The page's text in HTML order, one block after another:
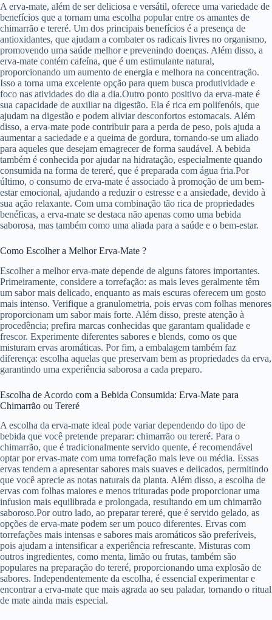
A erva-mate, além de ser deliciosa e versátil, oferece uma variedade de
benefícios que a tornam uma escolha popular entre os amantes de
chimarrão e tereré. Um dos principais benefícios é a presença de
antioxidantes, que ajudam a combater os radicais livres no organismo,
promovendo uma saúde melhor e prevenindo doenças. Além disso, a
erva-mate contém cafeína, que é um estimulante natural,
proporcionando um aumento de energia e melhora na concentração.
Isso a torna uma excelente opção para quem busca produtividade e
foco nas atividades do dia a dia.Outro ponto positivo da erva-mate é
sua capacidade de auxiliar na digestão. Ela é rica em polifenóis, que
ajudam na digestão e podem aliviar desconfortos estomacais. Além
disso, a erva-mate pode contribuir para a perda de peso, pois ajuda a
aumentar a saciedade e a queima de gordura, tornando-se um aliado
para aqueles que desejam emagrecer de forma saudável. A bebida
também é conhecida por ajudar na hidratação, especialmente quando
consumida na forma de tereré, que é preparada com água fria.Por
último, o consumo de erva-mate é associado à promoção de um bem-
estar emocional, ajudando a reduzir o estresse e a ansiedade, devido à
sua ação relaxante. Com uma combinação tão rica de propriedades
benéficas, a erva-mate se destaca não apenas como uma bebida
saborosa, mas também como uma aliada para a saúde e o bem-estar.
Como Escolher a Melhor Erva-Mate ?
Escolher a melhor erva-mate depende de alguns fatores importantes.
Primeiramente, considere a torrefação: as mais leves geralmente têm
um sabor mais delicado, enquanto as mais escuras oferecem um gosto
mais intenso. Verifique a granulometria, pois ervas com folhas menores
proporcionam um sabor mais forte. Além disso, preste atenção à
procedência; prefira marcas conhecidas que garantam qualidade e
frescor. Experimente diferentes sabores e blends, como os que
misturam ervas aromáticas. Por fim, a embalagem também faz
diferença: escolha aquelas que preservam bem as propriedades da erva,
garantindo uma experiência saborosa a cada preparo.
Escolha de Acordo com a Bebida Consumida: Erva-Mate para
Chimarrão ou Tereré
A escolha da erva-mate ideal pode variar dependendo do tipo de
bebida que você pretende preparar: chimarrão ou tereré. Para o
chimarrão, que é tradicionalmente servido quente, é recomendável
optar por ervas-mate com uma torrefação mais leve ou média. Essas
ervas tendem a apresentar sabores mais suaves e delicados, permitindo
que você aprecie as notas naturais da planta. Além disso, a escolha de
ervas com folhas maiores e menos trituradas pode proporcionar uma
infusion mais equilibrada e prolongada, resultando em um chimarrão
saboroso.Por outro lado, ao preparar tereré, que é servido gelado, as
opções de erva-mate podem ser um pouco diferentes. Ervas com
torrefações mais intensas e sabores mais aromáticos são preferíveis,
pois ajudam a intensificar a experiência refrescante. Misturas com
outros ingredientes, como menta, limão ou frutas, também são
populares na preparação do tereré, proporcionando uma explosão de
sabores. Independentemente da escolha, é essencial experimentar e
encontrar a erva-mate que mais agrada ao seu paladar, tornando o ritual
de mate ainda mais especial.